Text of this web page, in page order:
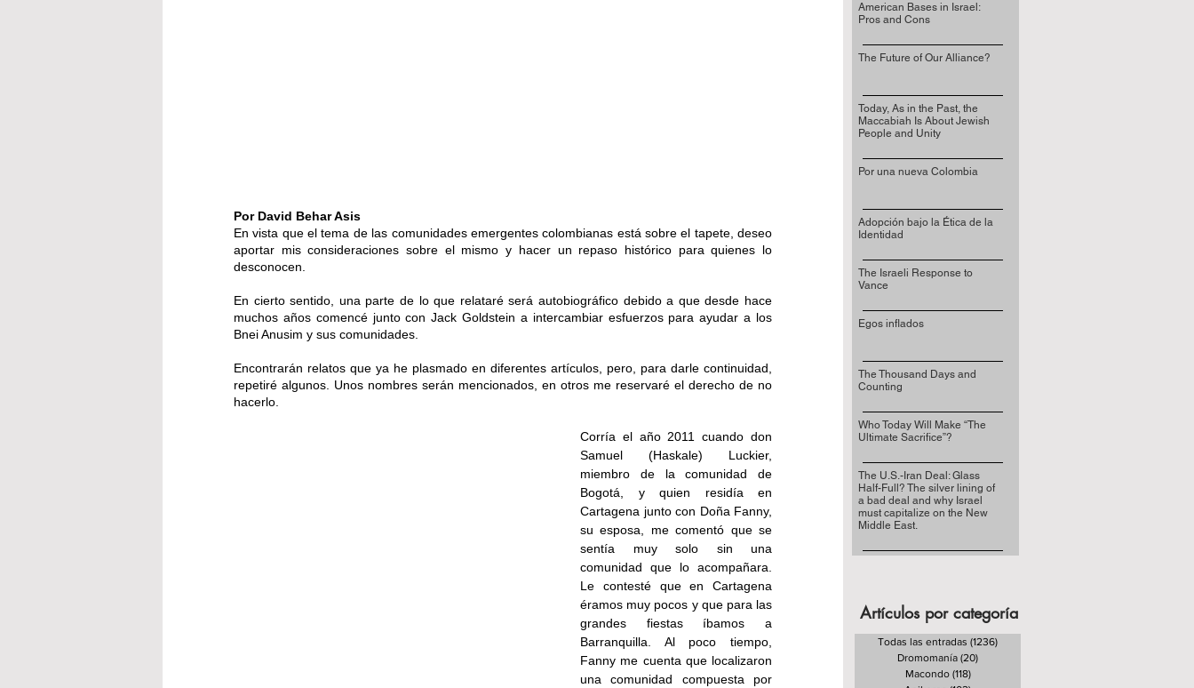
Por David Behar Asis
En vista que el tema de las comunidades emergentes colombianas está sobre el tapete, deseo
aportar mis consideraciones sobre el mismo y hacer un repaso histórico para quienes lo
desconocen.
En cierto sentido, una parte de lo que relataré será autobiográfico debido a que desde hace
muchos años comencé junto con Jack Goldstein a intercambiar esfuerzos para ayudar a los
Bnei Anusim y sus comunidades.
Encontrarán relatos que ya he plasmado en diferentes artículos, pero, para darle continuidad,
repetiré algunos. Unos nombres serán mencionados, en otros me reservaré el derecho de no
hacerlo.
Corría el año 2011 cuando don
Samuel (Haskale) Luckier,
miembro de la comunidad de
Bogotá, y quien residía en
Cartagena junto con Doña Fanny,
su esposa, me comentó que se
sentía muy solo sin una
comunidad que lo acompañara.
Le contesté que en Cartagena
éramos muy pocos y que para las
grandes fiestas íbamos a
Barranquilla. Al poco tiempo,
Fanny me cuenta que localizaron
una comunidad compuesta por
American Bases in Israel:
Pros and Cons
The Future of Our Alliance?
Today, As in the Past, the
Maccabiah Is About Jewish
People and Unity
Por una nueva Colombia
Adopción bajo la Ética de la
Identidad
The Israeli Response to
Vance
Egos inflados
The Thousand Days and
Counting
Who Today Will Make “The
Ultimate Sacrifice”?
The U.S.-Iran Deal: Glass
Half-Full? The silver lining of
a bad deal and why Israel
must capitalize on the New
Middle East.
Artículos por categoría
Todas las entradas (1236)
Dromomanía (20)
Macondo (118)118 entradas